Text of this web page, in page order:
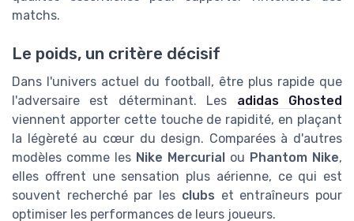
matchs.
Le poids, un critère décisif
Dans l'univers actuel du football, être plus rapide que
l'adversaire est déterminant. Les adidas Ghosted
viennent apporter cette touche de rapidité, en plaçant
la légèreté au cœur du design. Comparées à d'autres
modèles comme les Nike Mercurial ou Phantom Nike,
elles offrent une sensation plus aérienne, ce qui est
souvent recherché par les clubs et entraîneurs pour
optimiser les performances de leurs joueurs.